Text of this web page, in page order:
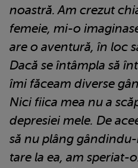
noastră. Am crezut
femeie, mi-o
are o aventură, în loc
Dacă se întâmpla să
îmi făceam diverse
Nici fiica mea nu a
depresiei mele. De
să nu plâng
tare la ea, am speriat-